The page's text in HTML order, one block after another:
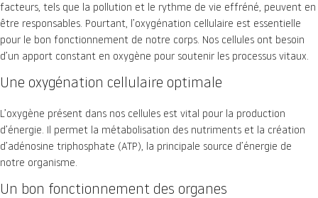
facteurs, tels que la pollution et le rythme de vie effréné, peuvent en
être responsables. Pourtant, l’oxygénation cellulaire est essentielle
pour le bon fonctionnement de notre corps. Nos cellules ont besoin
d’un apport constant en oxygène pour soutenir les processus vitaux.
Une oxygénation cellulaire optimale
L’oxygène présent dans nos cellules est vital pour la production
d’énergie. Il permet la métabolisation des nutriments et la création
d’adénosine triphosphate (ATP), la principale source d’énergie de
notre organisme.
Un bon fonctionnement des organes